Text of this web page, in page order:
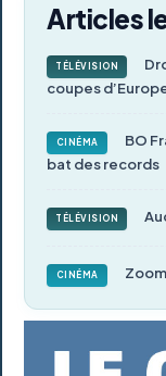
Articles
TÉLÉVISION
coupes
CINÉMA
BO
bat des records
TÉLÉVISION
CINÉMA